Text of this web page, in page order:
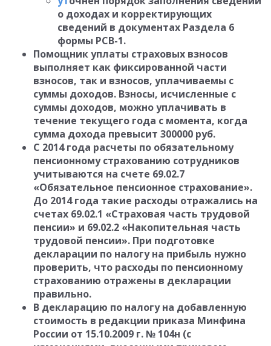
о доходах и корректирующих
сведений в документах Раздела 6
формы РСВ-1.
Помощник уплаты страховых взносов
выполняет как фиксированной части
взносов, так и взносов, уплачиваемы с
суммы доходов. Взносы, исчисленные с
суммы доходов, можно уплачивать в
течение текущего года с момента, когда
сумма дохода превысит 300000 руб.
С 2014 года расчеты по обязательному
пенсионному страхованию сотрудников
учитываются на счете 69.02.7
«Обязательное пенсионное страхование».
До 2014 года такие расходы отражались на
счетах 69.02.1 «Страховая часть трудовой
пенсии» и 69.02.2 «Накопительная часть
трудовой пенсии». При подготовке
декларации по налогу на прибыль нужно
проверить, что расходы по пенсионному
страхованию отражены в декларации
правильно.
В декларацию по налогу на добавленную
стоимость в редакции приказа Минфина
России от 15.10.2009 г. № 104н (с